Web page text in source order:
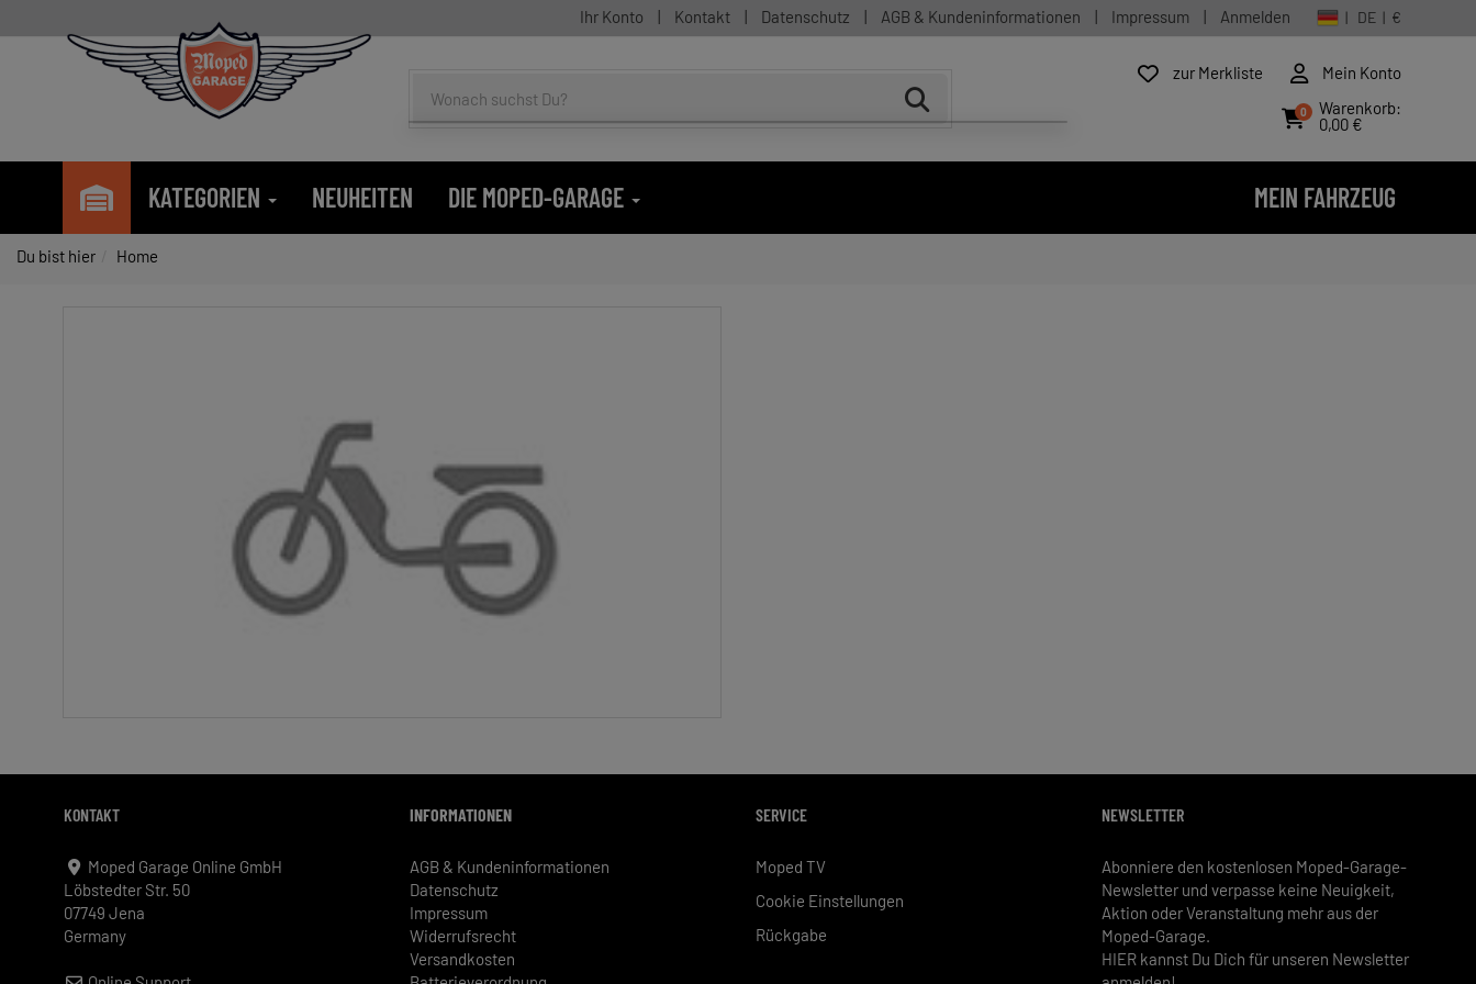
Ihr Konto | Kontakt | Datenschutz | AGB & Kundeninformationen | Impressum | Anmelden | DE | €
zur Merkliste Mein Konto
0
Warenkorb:
0,00 €
KATEGORIEN NEUHEITEN DIE MOPED-GARAGE MEIN FAHRZEUG
Du bist hier Home
KONTAKT
Moped Garage Online GmbH
Löbstedter Str. 50
07749 Jena
Germany
INFORMATIONEN
AGB & Kundeninformationen
Datenschutz
Impressum
Widerrufsrecht
Versandkosten
SERVICE
Moped TV
Cookie Einstellungen
Rückgabe
NEWSLETTER
Abonniere den kostenlosen Moped-Garage-
Newsletter und verpasse keine Neuigkeit,
Aktion oder Veranstaltung mehr aus der
Moped-Garage.
HIER kannst Du Dich für unseren Newsletter